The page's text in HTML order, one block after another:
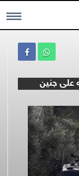
MENU
على جنين